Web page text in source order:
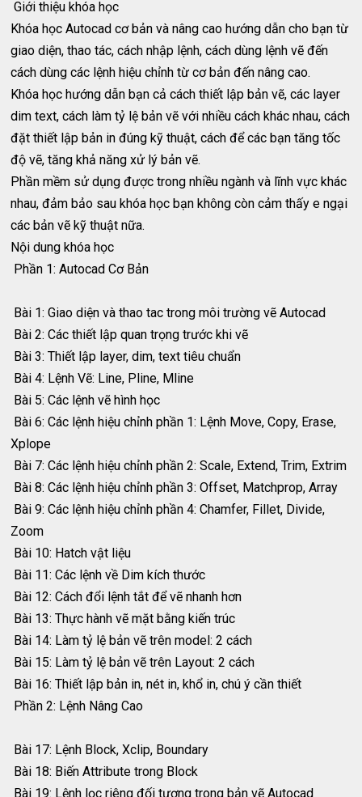
Giới thiệu khóa học
Khóa học Autocad cơ bản và nâng cao hướng dẫn cho bạn từ
giao diện, thao tác, cách nhập lệnh, cách dùng lệnh vẽ đến
cách dùng các lệnh hiệu chỉnh từ cơ bản đến nâng cao.
Khóa học hướng dẫn bạn cả cách thiết lập bản vẽ, các layer
dim text, cách làm tỷ lệ bản vẽ với nhiều cách khác nhau, cách
đặt thiết lập bản in đúng kỹ thuật, cách để các bạn tăng tốc
độ vẽ, tăng khả năng xử lý bản vẽ.
Phần mềm sử dụng được trong nhiều ngành và lĩnh vực khác
nhau, đảm bảo sau khóa học bạn không còn cảm thấy e ngại
các bản vẽ kỹ thuật nữa.
Nội dung khóa học
Phần 1: Autocad Cơ Bản
Bài 1: Giao diện và thao tac trong môi trường vẽ Autocad
Bài 2: Các thiết lập quan trọng trước khi vẽ
Bài 3: Thiết lập layer, dim, text tiêu chuẩn
Bài 4: Lệnh Vẽ: Line, Pline, Mline
Bài 5: Các lệnh vẽ hình học
Bài 6: Các lệnh hiệu chỉnh phần 1: Lệnh Move, Copy, Erase,
Xplope
Bài 7: Các lệnh hiệu chỉnh phần 2: Scale, Extend, Trim, Extrim
Bài 8: Các lệnh hiệu chỉnh phần 3: Offset, Matchprop, Array
Bài 9: Các lệnh hiệu chỉnh phần 4: Chamfer, Fillet, Divide,
Zoom
Bài 10: Hatch vật liệu
Bài 11: Các lệnh về Dim kích thước
Bài 12: Cách đổi lệnh tắt để vẽ nhanh hơn
Bài 13: Thực hành vẽ mặt bằng kiến trúc
Bài 14: Làm tỷ lệ bản vẽ trên model: 2 cách
Bài 15: Làm tỷ lệ bản vẽ trên Layout: 2 cách
Bài 16: Thiết lập bản in, nét in, khổ in, chú ý cần thiết
Phần 2: Lệnh Nâng Cao
Bài 17: Lệnh Block, Xclip, Boundary
Bài 18: Biến Attribute trong Block
Bài 19: Lệnh lọc riêng đối tượng trong bản vẽ Autocad